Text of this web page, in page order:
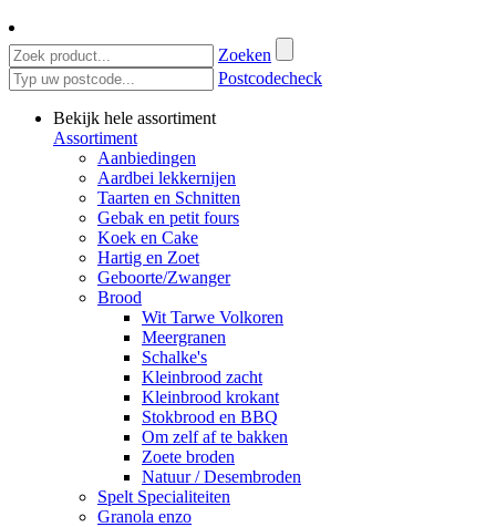
Zoeken
Postcodecheck
Bekijk hele assortiment
Assortiment
Aanbiedingen
Aardbei lekkernijen
Taarten en Schnitten
Gebak en petit fours
Koek en Cake
Hartig en Zoet
Geboorte/Zwanger
Brood
Wit Tarwe Volkoren
Meergranen
Schalke's
Kleinbrood zacht
Kleinbrood krokant
Stokbrood en BBQ
Om zelf af te bakken
Zoete broden
Natuur / Desembroden
Spelt Specialiteiten
Granola enzo